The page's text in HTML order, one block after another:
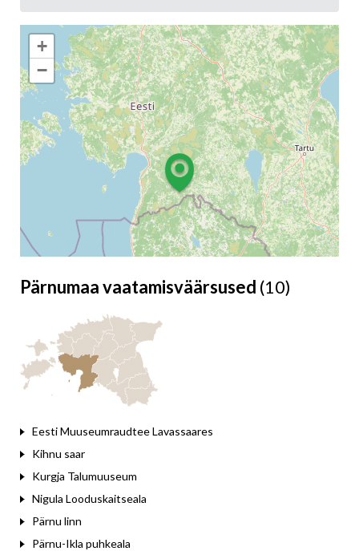
+
−
Pärnumaa vaatamisväärsused (10)
Eesti Muuseumraudtee Lavassaares
Kihnu saar
Kurgja Talumuuseum
Nigula Looduskaitseala
Pärnu linn
Pärnu-Ikla puhkeala